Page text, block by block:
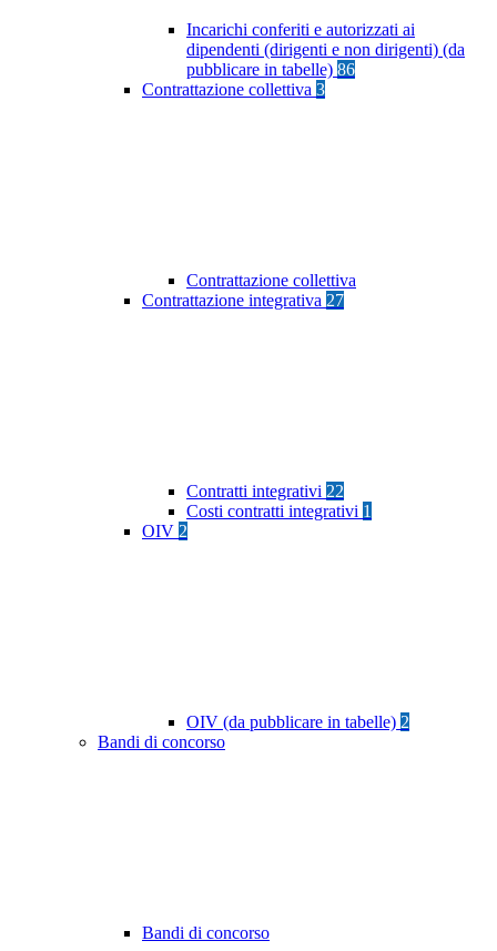
Incarichi conferiti e autorizzati ai
dipendenti (dirigenti e non dirigenti) (da
pubblicare in tabelle) 86
Contrattazione collettiva 3
Contrattazione collettiva
Contrattazione integrativa 27
Contratti integrativi 22
Costi contratti integrativi 1
OIV 2
OIV (da pubblicare in tabelle) 2
Bandi di concorso
Bandi di concorso